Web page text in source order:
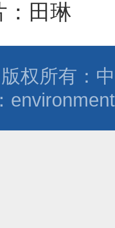
田琳
版权所有：